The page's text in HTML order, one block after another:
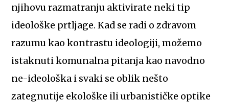
njihovu razmatranju aktivirate neki tip
ideološke prtljage. Kad se radi o zdravom
razumu kao kontrastu ideologiji, možemo
istaknuti komunalna pitanja kao navodno
ne-ideološka i svaki se oblik nešto
zategnutije ekološke ili urbanističke optike